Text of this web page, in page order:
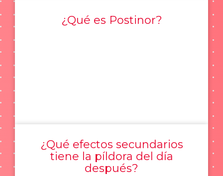
¿Qué es Postinor?
¿Qué efectos secundarios
tiene la píldora del día
después?